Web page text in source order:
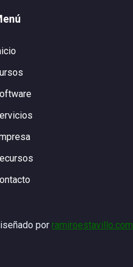
porramiroestavillo.com